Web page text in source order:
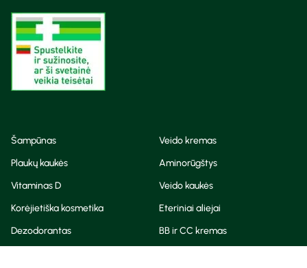
Šampūnas
Veido kremas
Plaukų kaukės
Aminorūgštys
Vitaminas D
Veido kaukės
Korėjietiška kosmetika
Eteriniai aliejai
Dezodorantas
BB ir CC kremas